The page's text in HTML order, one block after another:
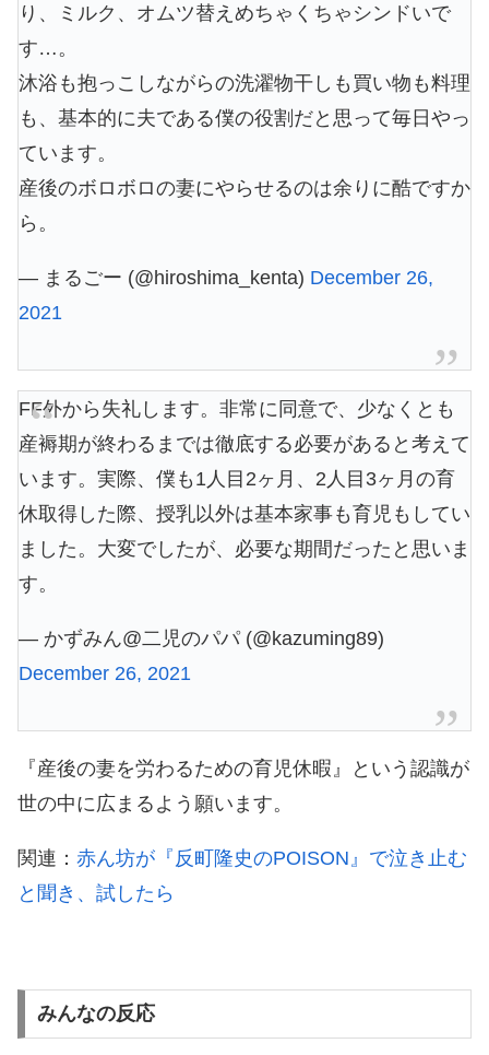
り、ミルク、オムツ替えめちゃくちゃシンドいで
す…。
沐浴も抱っこしながらの洗濯物干しも買い物も料理
も、基本的に夫である僕の役割だと思って毎日やっ
ています。
産後のボロボロの妻にやらせるのは余りに酷ですか
ら。
— まるごー (@hiroshima_kenta) December 26,
2021
FF外から失礼します。非常に同意で、少なくとも
産褥期が終わるまでは徹底する必要があると考えて
います。実際、僕も1人目2ヶ月、2人目3ヶ月の育
休取得した際、授乳以外は基本家事も育児もしてい
ました。大変でしたが、必要な期間だったと思いま
す。
— かずみん@二児のパパ (@kazuming89)
December 26, 2021
『産後の妻を労わるための育児休暇』という認識が
世の中に広まるよう願います。
関連： 赤ん坊が『反町隆史のPOISON』で泣き止む
と聞き、試したら
みんなの反応